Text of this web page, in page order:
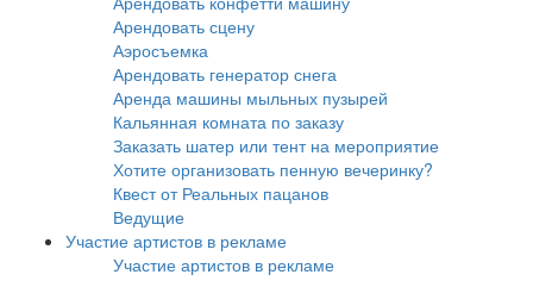
Арендовать сцену
Аэросъемка
Арендовать генератор снега
Аренда машины мыльных пузырей
Кальянная комната по заказу
Заказать шатер или тент на мероприятие
Хотите организовать пенную вечеринку?
Квест от Реальных пацанов
Ведущие
Участие артистов в рекламе
Участие артистов в рекламе